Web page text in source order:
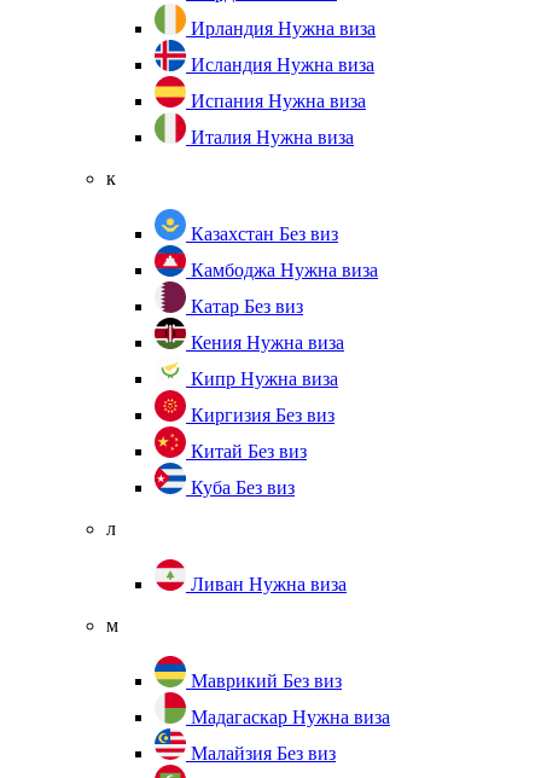
Ирландия Нужна виза
Исландия Нужна виза
Испания Нужна виза
Италия Нужна виза
к
Казахстан Без виз
Камбоджа Нужна виза
Катар Без виз
Кения Нужна виза
Кипр Нужна виза
Киргизия Без виз
Китай Без виз
Куба Без виз
л
Ливан Нужна виза
м
Маврикий Без виз
Мадагаскар Нужна виза
Малайзия Без виз